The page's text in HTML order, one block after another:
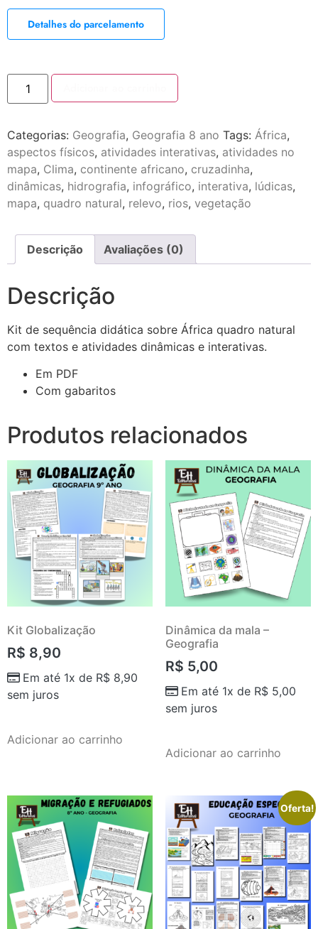
Detalhes do parcelamento
Categorias: Geografia, Geografia 8 ano Tags: África,
aspectos físicos, atividades interativas, atividades no
mapa, Clima, continente africano, cruzadinha,
dinâmicas, hidrografia, infográfico, interativa, lúdicas,
mapa, quadro natural, relevo, rios, vegetação
Descrição Avaliações (0)
Descrição
Kit de sequência didática sobre África quadro natural
com textos e atividades dinâmicas e interativas.
Em PDF
Com gabaritos
Produtos relacionados
Kit Globalização
R$ 8,90
Em até 1x de R$ 8,90
sem juros
Adicionar ao carrinho
Dinâmica da mala –
Geografia
R$ 5,00
Em até 1x de R$5,00
sem juros
Adicionar ao carrinho
Oferta!